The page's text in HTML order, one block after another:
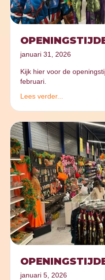
januari 31, 2026
Kijk hier voor de
februari.
Lees verder...
januari 5, 2026